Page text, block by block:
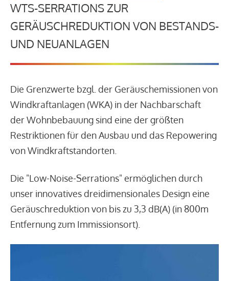
WTS-SERRATIONS ZUR
GERÄUSCHREDUKTION VON BESTANDS-
UND NEUANLAGEN
Die Grenzwerte bzgl. der Geräuschemissionen von
Windkraftanlagen (WKA) in der Nachbarschaft
der Wohnbebauung sind eine der größten
Restriktionen für den Ausbau und das Repowering
von Windkraftstandorten.
Die "Low-Noise-Serrations" ermöglichen durch
unser innovatives dreidimensionales Design eine
Geräuschreduktion von bis zu 3,3 dB(A) (in 800m
Entfernung zum Immissionsort).